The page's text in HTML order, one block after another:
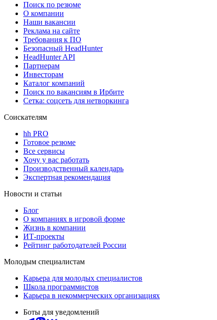
Поиск по резюме
О компании
Наши вакансии
Реклама на сайте
Требования к ПО
Безопасный HeadHunter
HeadHunter API
Партнерам
Инвесторам
Каталог компаний
Поиск по вакансиям в Ирбите
Сетка: соцсеть для нетворкинга
Соискателям
hh PRO
Готовое резюме
Все сервисы
Хочу у вас работать
Производственный календарь
Экспертная рекомендация
Новости и статьи
Блог
О компаниях в игровой форме
Жизнь в компании
ИТ-проекты
Рейтинг работодателей России
Молодым специалистам
Карьера для молодых специалистов
Школа программистов
Карьера в некоммерческих организациях
Боты для уведомлений